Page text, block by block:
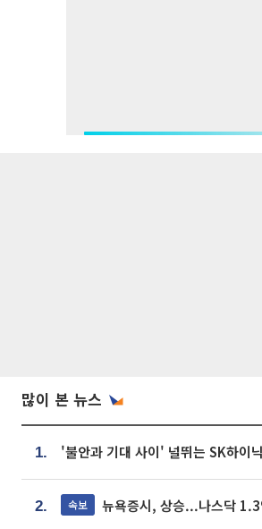
많이 본 뉴스
1.
2. 속보 뉴욕증시, 상승...나스닥